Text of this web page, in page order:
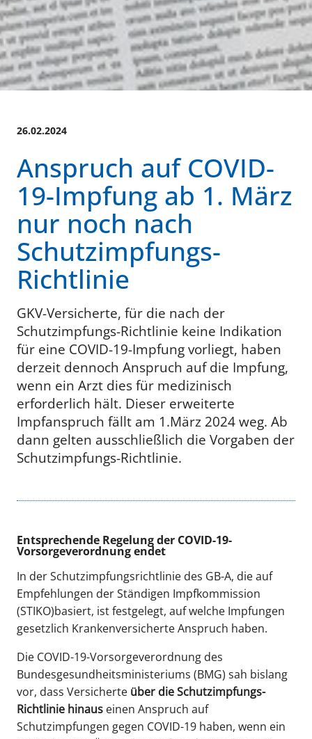
26.02.2024
Anspruch auf COVID-
19-Impfung ab 1. März
nur noch nach
Schutzimpfungs-
Richtlinie
GKV-Versicherte, für die nach der
Schutzimpfungs-Richtlinie keine Indikation
für eine COVID-19-Impfung vorliegt, haben
derzeit dennoch Anspruch auf die Impfung,
wenn ein Arzt dies für medizinisch
erforderlich hält. Dieser erweiterte
Impfanspruch fällt am 1.März 2024 weg. Ab
dann gelten ausschließlich die Vorgaben der
Schutzimpfungs-Richtlinie.
Entsprechende Regelung der COVID-19-
Vorsorgeverordnung endet
In der Schutzimpfungsrichtlinie des GB-A, die auf
Empfehlungen der Ständigen Impfkommission
(STIKO)basiert, ist festgelegt, auf welche Impfungen
gesetzlich Krankenversicherte Anspruch haben.
Die COVID-19-Vorsorgeverordnung des
Bundesgesundheitsministeriums (BMG) sah bislang
vor, dass Versicherte über die Schutzimpfungs-
Richtlinie hinaus einen Anspruch auf
Schutzimpfungen gegen COVID-19 haben, wenn ein